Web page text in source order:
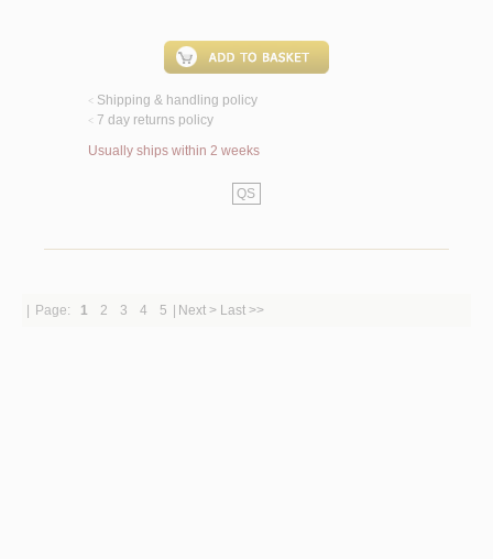
< Shipping & handling policy
< 7 day returns policy
Usually ships within 2 weeks
QS
Page: 1 2 3 4 5 Next > Last >>